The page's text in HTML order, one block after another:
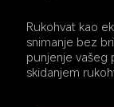
Rukohvat kao
snimanje bez
punjenje
skidanjem